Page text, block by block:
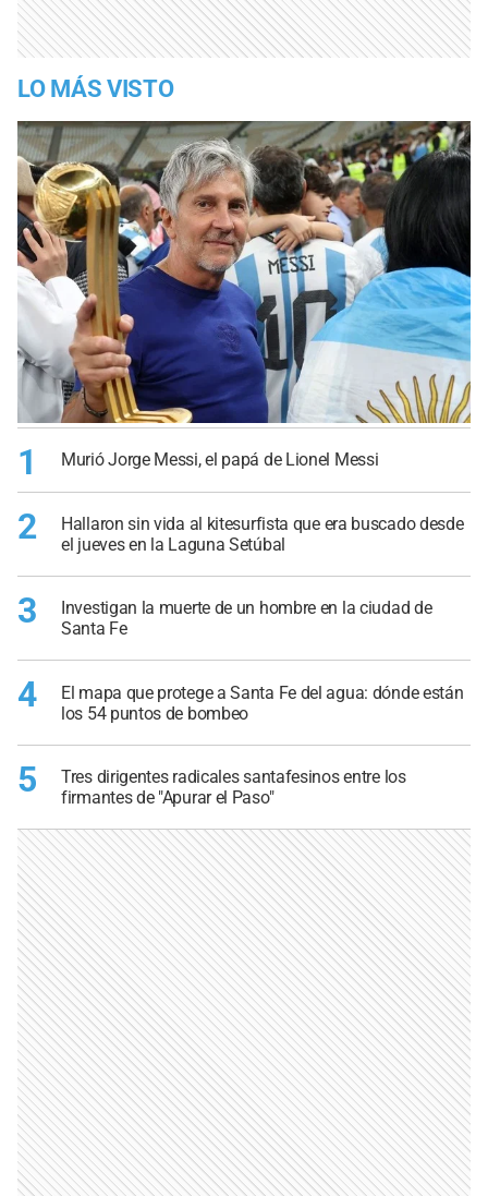
LO MÁS VISTO
1 Murió Jorge Messi, el papá de Lionel Messi
2
Hallaron sin vida al kitesurfista que era buscado desde
el jueves en la Laguna Setúbal
3
Investigan la muerte de un hombre en la ciudad de
Santa Fe
4
El mapa que protege a Santa Fe del agua: dónde están
los 54 puntos de bombeo
5
Tres dirigentes radicales santafesinos entre los
firmantes de "Apurar el Paso"